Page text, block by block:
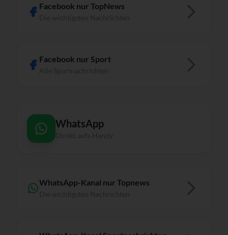
Facebook nur TopNews
Facebook nur Sport
WhatsApp
WhatsApp-Kanal nur Topnews